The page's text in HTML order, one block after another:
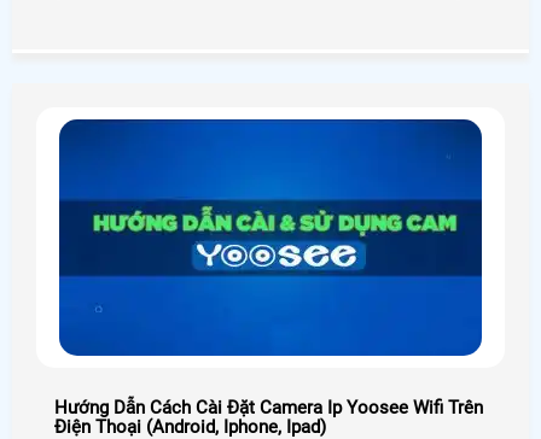
Hướng Dẫn Cách Cài Đặt Camera Ip Yoosee Wifi Trên
Điện Thoại (Android, Iphone, Ipad)